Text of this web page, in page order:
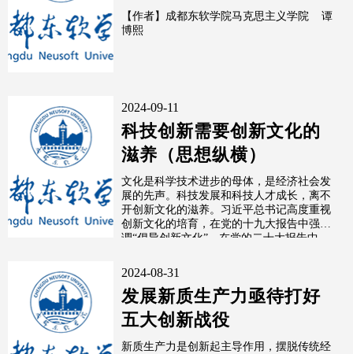
义
【作者】成都东软学院马克思主义学院 谭
博熙
2024-09-11
科技创新需要创新文化的
滋养（思想纵横）
文化是科学技术进步的母体，是经济社会发
展的先声。科技发展和科技人才成长，离不
开创新文化的滋养。习近平总书记高度重视
创新文化的培育，在党的十九大报告中强
调“倡导创新文化”，在党的二十大报告中
2024-08-31
发展新质生产力亟待打好
五大创新战役
新质生产力是创新起主导作用，摆脱传统经